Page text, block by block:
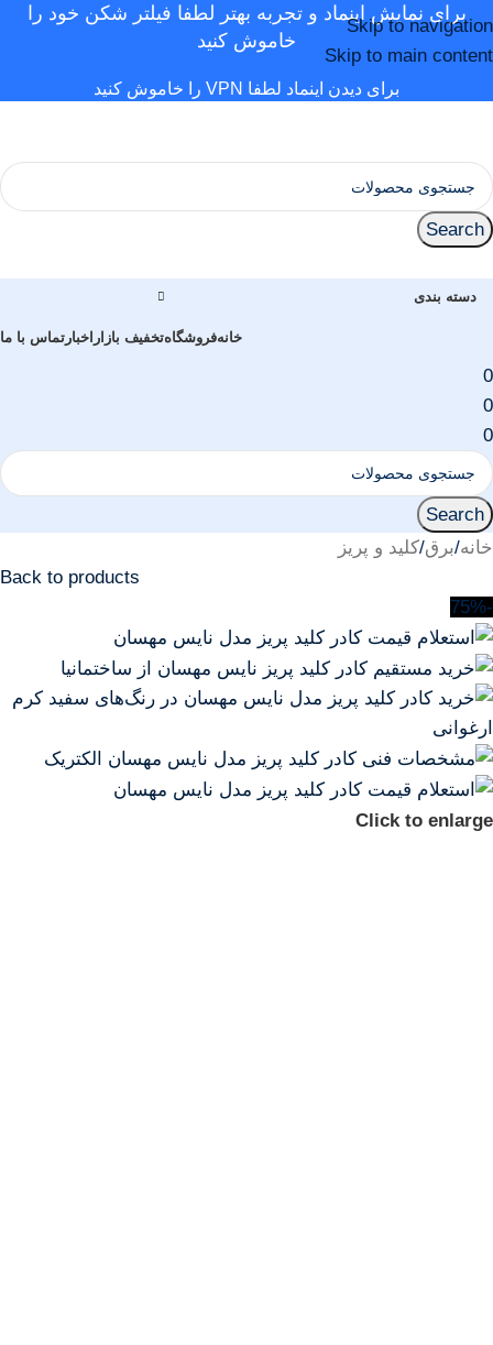
Skip to navigation
Skip to main content
برای نمایش اینماد و تجربه بهتر لطفا فیلتر شکن خود را
خاموش کنید
برای دیدن اینماد لطفا VPN را خاموش کنید
Search
دسته بندی
خانهفروشگاهتخفیف بازار اخبار تماس با ما
0
0
0
Search
خانه/برق/کلید و پریز
Back to products
-75%
Click to enlarge